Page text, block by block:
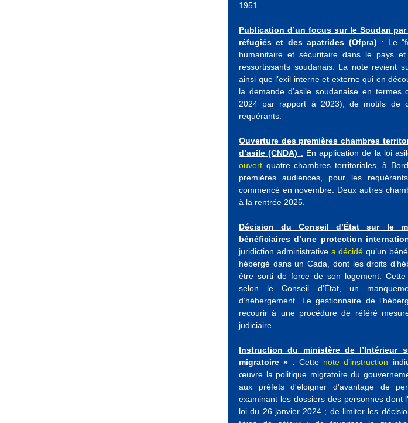
1951.
Publication d’un focus sur le Soudan
réfugiés et des apatrides (Ofpra) : Le “
humanitaire et sécuritaire dans le pays
ressortissants soudanais. La note revient
ainsi que l’exil interne et externe qui en
la demande d’asile soudanaise en
2024 par rapport à 2023), de motifs de
requérants.
Ouverture des premières chambres
d’asile (CNDA) : En application de la loi
ouvert quatre chambres territoriales, à
premières audiences, pour les
commencé en novembre. Deux autres
à la rentrée 2025.
Décision du Conseil d’État sur le
bénéficiaires d’une protection
juridiction administrative a décidé qu’un
hébergé dans un Cada, dont les droits
être sorti de force de son logement.
selon le Conseil d’État, un
d’hébergement. Le gestionnaire de
recourir à une procédure de référé
judiciaire.
Instruction du ministère de l’Intérieur
migratoire » : Cette note d’instruction
œuvre la politique migratoire du
aux préfets d'éloigner d'avantage de
examinant les dossiers des personnes dont
loi du 26 janvier 2024 ; de limiter les